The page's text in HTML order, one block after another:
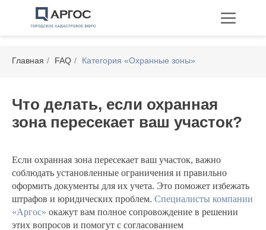
Технические планы
Перепланировка
Главная / FAQ / Категория «Охранные зоны»
Что делать, если охранная
зона пересекает ваш участок?
Если охранная зона пересекает ваш участок, важно
соблюдать установленные ограничения и правильно
оформить документы для их учета. Это поможет избежать
штрафов и юридических проблем. Специалисты компании
«Аргос» окажут вам полное сопровождение в решении
этих вопросов и помогут с согласованием